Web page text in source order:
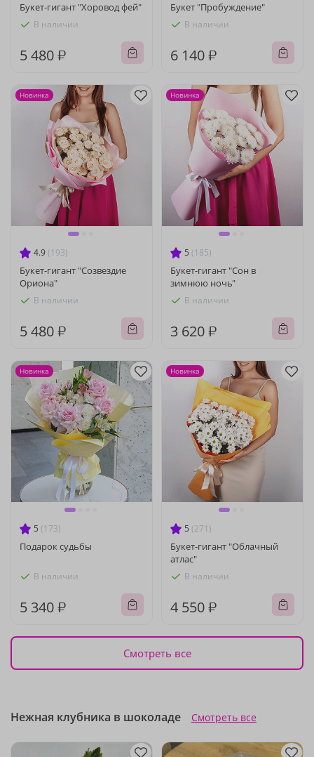
Букет-гигант "Хоровод фей"
В наличии
5 480 ₽
Букет "Пробуждение"
В наличии
6 140 ₽
4.9 (193)
Букет-гигант "Созвездие
Ориона"
В наличии
5 480 ₽
Новинка
5 (185)
Букет-гигант "Сон в
зимнюю ночь"
В наличии
3 620 ₽
Новинка
5 (173)
Подарок судьбы
В наличии
5 340 ₽
Новинка
5 (271)
Букет-гигант "Облачный
атлас"
В наличии
4 550 ₽
Новинка
Смотреть все
Нежная клубника в шоколаде Смотреть все